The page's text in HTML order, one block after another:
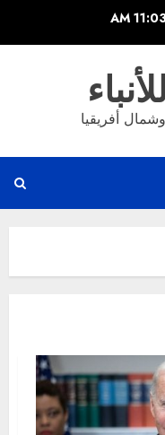
أفريقيا